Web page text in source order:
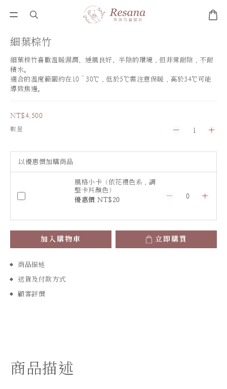
細葉棕竹
細葉棕竹喜歡溫暖濕潤、通風良好、半陰的環境，但非常耐陰，不耐
積水。
適合的溫度範圍約在10～30℃，低於5℃需注意保暖，高於34℃可能
導致焦邊。
NT$4,500
數量
以優惠價加購商品
風格小卡（依花禮色系，調
整卡片顏色）
優惠價 NT$20
加入購物車 立即購買
商品描述
送貨及付款方式
顧客評價
商品描述